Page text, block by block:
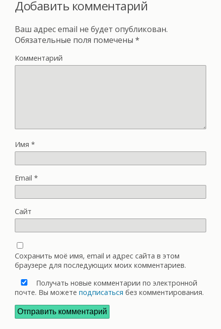
Добавить комментарий
Ваш адрес email не будет опубликован.
Обязательные поля помечены *
Комментарий
Имя *
Email *
Сайт
Сохранить моё имя, email и адрес сайта в этом
браузере для последующих моих комментариев.
Получать новые комментарии по электронной
почте. Вы можете подписаться без комментирования.